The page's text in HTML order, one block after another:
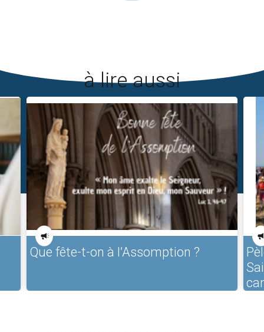
à lire aussi
Que fête-t-on à l’Assomption ?